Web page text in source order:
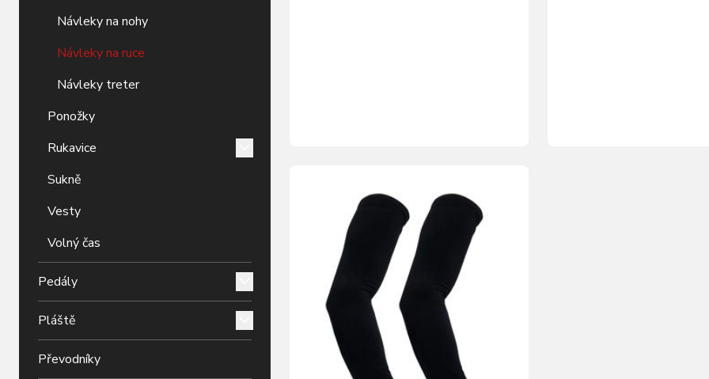
Návleky na nohy
Návleky na ruce
Návleky treter
Ponožky
Rukavice
Sukně
Vesty
Volný čas
Pedály
Pláště
Převodníky